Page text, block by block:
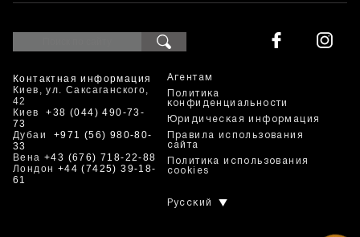
Контактная информация
Киев, ул. Саксаганского,
42
Киев+38 (044) 490-73-
73
Дубаи +971 (56) 980-80-
33
Вена +43 (676) 718-22-88
Лондон +44 (7425) 39-18-
61
Агентам
Политика
конфиденциальности
Юридическая информация
Правила использования
сайта
Политика использования
cookies
Русский